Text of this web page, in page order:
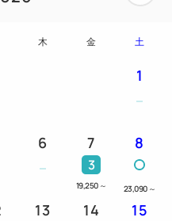
木 金 土
1
6 7
3
19,250 ～
8
23,090 ～
13 14 15